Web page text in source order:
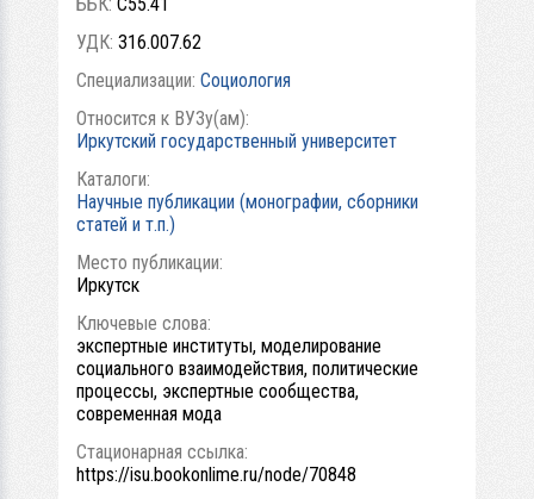
УДК: 316.007.62
Специализации: Социология
Относится к ВУЗу(ам):
Иркутский государственный университет
Каталоги:
Научные публикации (монографии, сборники
статей и т.п.)
Место публикации:
Иркутск
Ключевые слова:
экспертные институты, моделирование
социального взаимодействия, политические
процессы, экспертные сообщества,
современная мода
Стационарная ссылка:
https://isu.bookonlime.ru/node/70848